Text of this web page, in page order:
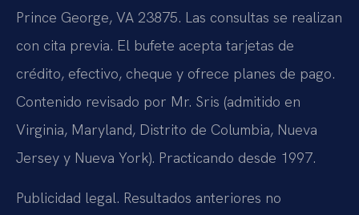
Prince George, VA 23875. Las consultas se realizan
con cita previa. El bufete acepta tarjetas de
crédito, efectivo, cheque y ofrece planes de pago.
Contenido revisado por Mr. Sris (admitido en
Virginia, Maryland, Distrito de Columbia, Nueva
Jersey y Nueva York). Practicando desde 1997.
Publicidad legal. Resultados anteriores no